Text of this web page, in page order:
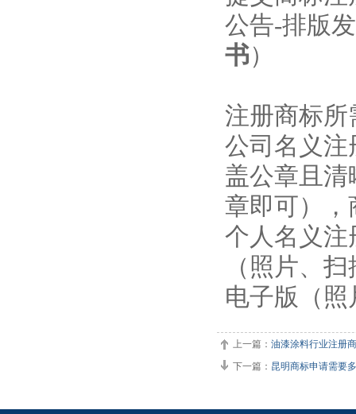
公告-排版
书）
注册商标所
公司名义注
盖公章且
章即可），
个人名义注
（照片、
电子版（照
上一篇： 油漆涂料行业注册
下一篇： 昆明商标申请需要